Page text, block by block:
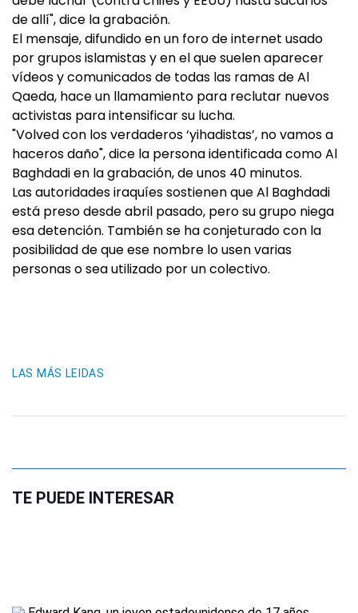
de allí", dice la grabación.
El mensaje, difundido en un foro de internet usado
por grupos islamistas y en el que suelen aparecer
vídeos y comunicados de todas las ramas de Al
Qaeda, hace un llamamiento para reclutar nuevos
activistas para intensificar su lucha.
"Volved con los verdaderos ‘yihadistas’, no vamos a
haceros daño", dice la persona identificada como Al
Baghdadi en la grabación, de unos 40 minutos.
Las autoridades iraquíes sostienen que Al Baghdadi
está preso desde abril pasado, pero su grupo niega
esa detención. También se ha conjeturado con la
posibilidad de que ese nombre lo usen varias
personas o sea utilizado por un colectivo.
LAS MÁS LEIDAS
TE PUEDE INTERESAR